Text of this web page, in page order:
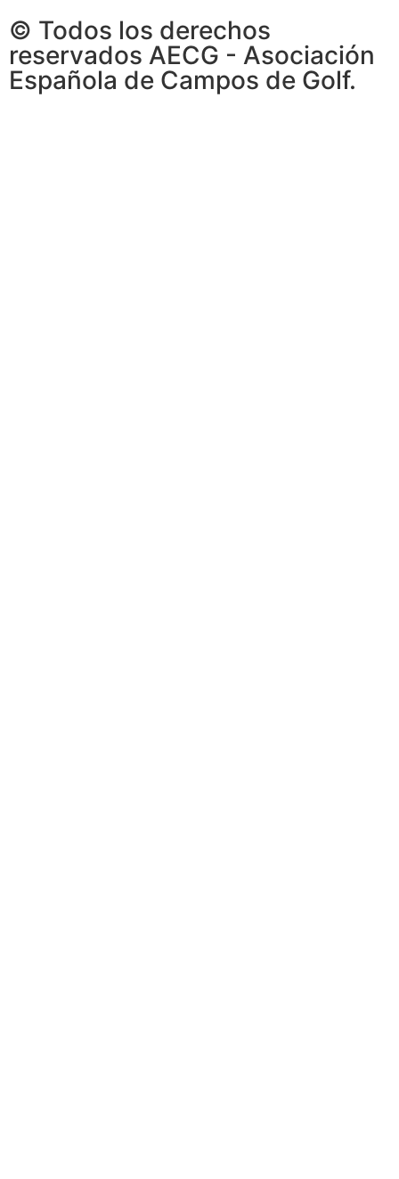
© Todos los derechos
reservados AECG - Asociación
Española de Campos de Golf.